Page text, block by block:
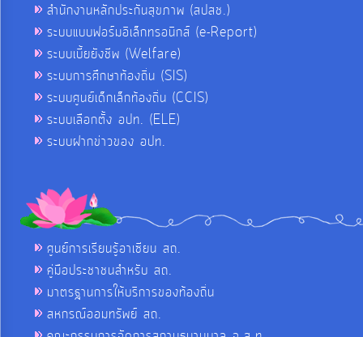
สำนักงานหลักประกันสุขภาพ (สปสช.)
ระบบแบบฟอร์มอิเล็กทรอนิกส์ (e-Report)
ระบบเบี้ยยังชีพ (Welfare)
ระบบการศึกษาท้องถิ่น (SIS)
ระบบศูนย์เด็กเล็กท้องถิ่น (CCIS)
ระบบเลือกตั้ง อปท. (ELE)
ระบบฝากข่าวของ อปท.
ศูนย์การเรียนรู้อาเซียน สถ.
คู่มือประชาชนสำหรับ สถ.
มาตรฐานการให้บริการของท้องถิ่น
สหกรณ์ออมทรัพย์ สถ.